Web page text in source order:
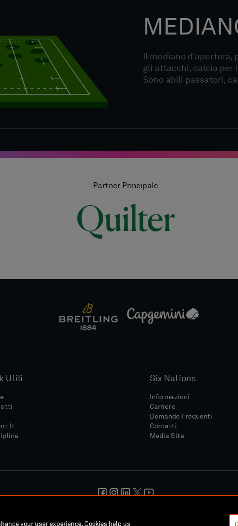
Il mediano d'apertura,
gli attacchi, calcia per
Sono abili passatori,
Partner Principale
Utili
It
Six Nations
Informazioni
Carriere
Domande Frequenti
Contatti
Media Site
your user experience. Cookies help us